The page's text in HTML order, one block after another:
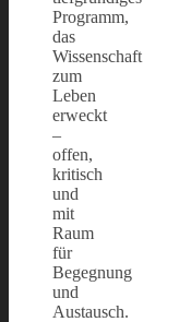
Programm,
das
Wissenschaft
zum
Leben
erweckt
–
offen,
kritisch
und
mit
Raum
für
Begegnung
und
Austausch.